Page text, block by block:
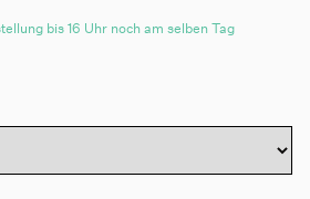
bis 16 Uhr noch am selben Tag